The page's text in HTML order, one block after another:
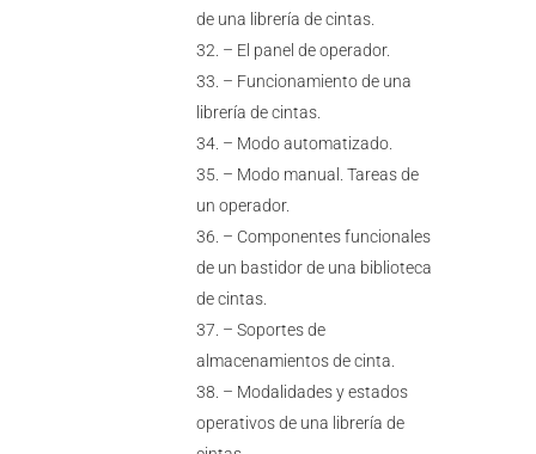
de una librería de cintas.
– El panel de operador.
– Funcionamiento de una
librería de cintas.
– Modo automatizado.
– Modo manual. Tareas de
un operador.
– Componentes funcionales
de un bastidor de una biblioteca
de cintas.
– Soportes de
almacenamientos de cinta.
– Modalidades y estados
operativos de una librería de